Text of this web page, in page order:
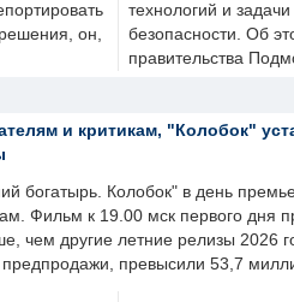
он,
технологий и
безопасности. Об
правительства
и критикам, "Колобок"
богатырь. Колобок" в день
Фильм к 19.00 мск первого дня
чем другие летние релизы 2026
превысили 53,7